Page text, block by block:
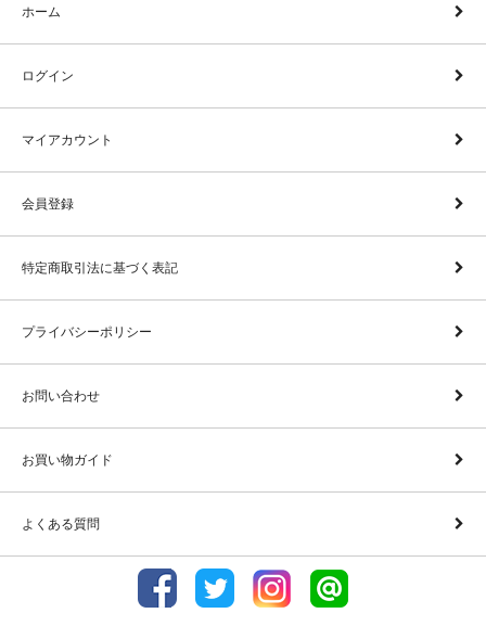
ホーム
ログイン
マイアカウント
会員登録
特定商取引法に基づく表記
プライバシーポリシー
お問い合わせ
お買い物ガイド
よくある質問